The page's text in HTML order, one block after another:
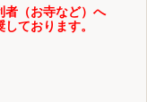
者（お寺など）へ
ております。